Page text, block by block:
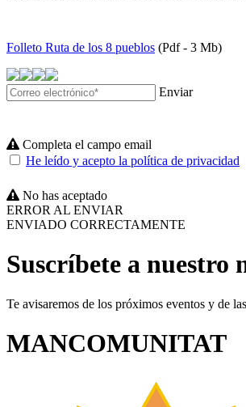
Folleto Ruta de los 8 pueblos (Pdf - 3 Mb)
Enviar
Completa el campo email
He leído y acepto la política de privacidad
No has aceptado
ERROR AL ENVIAR
ENVIADO CORRECTAMENTE
Suscríbete a nuestro
Te avisaremos de los próximos eventos y de
MANCOMUNITAT